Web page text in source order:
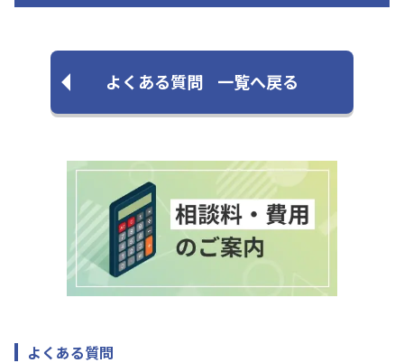
よくある質問 一覧へ戻る
よくある質問